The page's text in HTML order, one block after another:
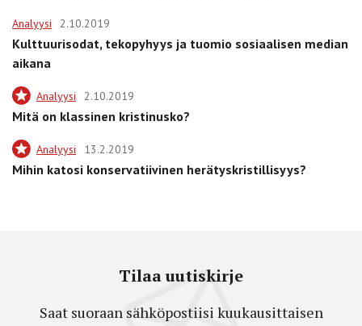
Analyysi 2.10.2019
Kulttuurisodat, tekopyhyys ja tuomio sosiaalisen median
aikana
Analyysi 2.10.2019
Mitä on klassinen kristinusko?
Analyysi 13.2.2019
Mihin katosi konservatiivinen herätyskristillisyys?
Tilaa uutiskirje
Saat suoraan sähköpostiisi kuukausittaisen